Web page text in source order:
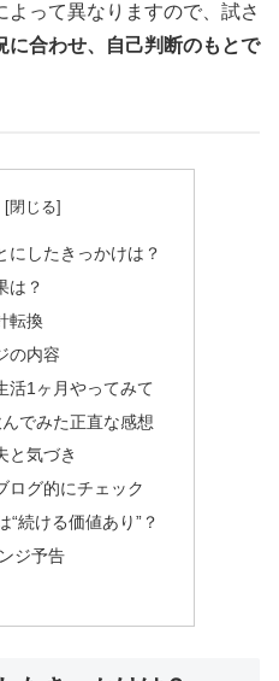
って異なりますので、試さ
に合わせ、自己判断のもとで
にしたきっかけは？
は？
転換
の内容
活1ヶ月やってみて
でみた正直な感想
と気づき
ログ的にチェック
“続ける価値あり”？
ジ予告